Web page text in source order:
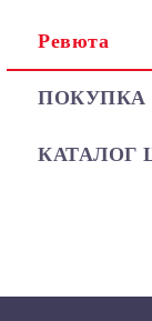
Ние ще се
Ревюта
ПОКУПКА
КАТАЛОГ